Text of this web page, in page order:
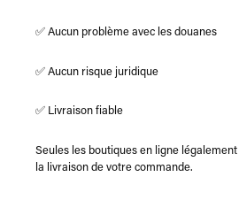
✅ Aucun problème avec les douanes
✅ Aucun risque juridique
✅ Livraison fiable
Seules les boutiques en ligne
la livraison de votre commande.